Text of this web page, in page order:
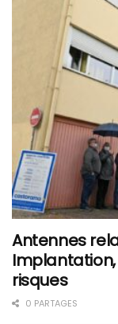
Antennes
risques
0 PARTAGES